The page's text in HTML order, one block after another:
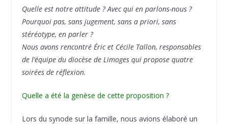
Quelle est notre attitude ? Avec qui en parlons-nous ?
Pourquoi pas, sans jugement, sans a priori, sans
stéréotype, en parler ?
Nous avons rencontré Éric et Cécile Tallon, responsables
de l’équipe du diocèse de Limoges qui propose quatre
soirées de réﬂexion.
Quelle a été la genèse de cette proposition ?
Lors du synode sur la famille, nous avions élaboré un